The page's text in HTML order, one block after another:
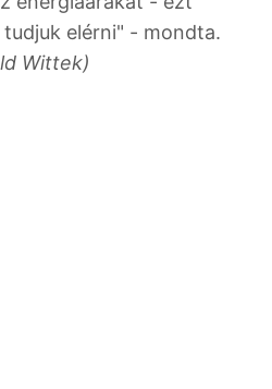
elérni" - mondta.
Wittek)